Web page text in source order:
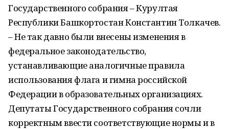
Государственного собрания – Курултая
Республики Башкортостан Константин Толкачев.
– Не так давно были внесены изменения в
федеральное законодательство,
устанавливающие аналогичные правила
использования флага и гимна российской
Федерации в образовательных организациях.
Депутаты Государственного собрания сочли
корректным ввести соответствующие нормы и в